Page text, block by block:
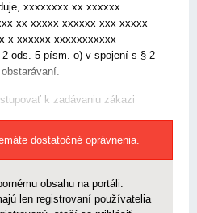
xxxxxxxx xx xxxxxx
xx xxxxx xxxxxx xxx xxxxx
x xxxxxx xxxxxxxxxxx
ods. 5 písm. o) v spojení s § 2
k zadávaniu zákazi
dostatočné oprávnenia.
obsahu na portáli.
len registrovaní používatelia